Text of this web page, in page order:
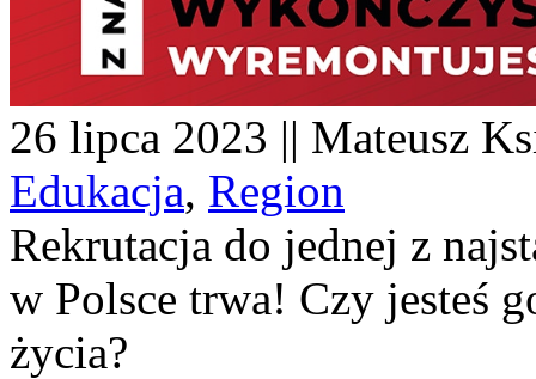
26 lipca 2023 || Mateusz
Edukacja, Region
Rekrutacja do jednej z
w Polsce trwa! Czy jesteś
życia?